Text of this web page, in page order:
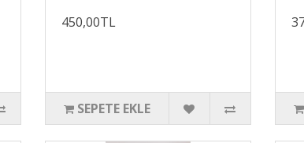
450,00TL
SEPETE EKLE